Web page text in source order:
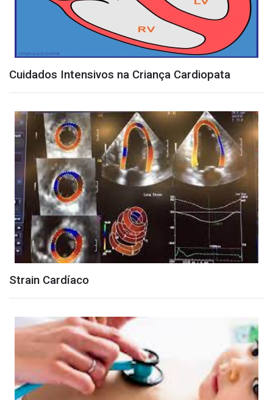
Cuidados Intensivos na Criança Cardiopata
Strain Cardíaco